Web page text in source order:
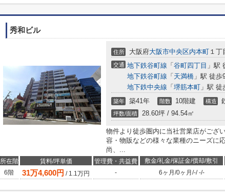
秀和ビル
住所 大阪府大阪市中央区内本町 １丁
交通 地下鉄谷町線 「 谷町四丁目 」駅
地下鉄谷町線 「 天満橋 」駅 徒歩
地下鉄中央線 「 堺筋本町 」駅 徒
築年 築41年 階数 10階建 構造
坪数/面積 28.60坪 / 94.54㎡
物件より徒歩圏内に当社営業店がござ
容・物販などの様々な業種のニーズに
尚、...
所在階 賃料/坪単価 管理費・共益費 敷金/礼金/保証金/償却/敷引
6階
31万4,600円 / 1.1万円 - 6ヶ月 /0ヶ月 /-/-/-